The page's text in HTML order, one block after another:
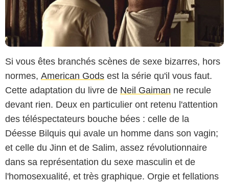
Si vous êtes branchés scènes de sexe bizarres, hors
normes, American Gods est la série qu'il vous faut.
Cette adaptation du livre de Neil Gaiman ne recule
devant rien. Deux en particulier ont retenu l'attention
des téléspectateurs bouche bées : celle de la
Déesse Bilquis qui avale un homme dans son vagin;
et celle du Jinn et de Salim, assez révolutionnaire
dans sa représentation du sexe masculin et de
l'homosexualité, et très graphique. Orgie et fellations